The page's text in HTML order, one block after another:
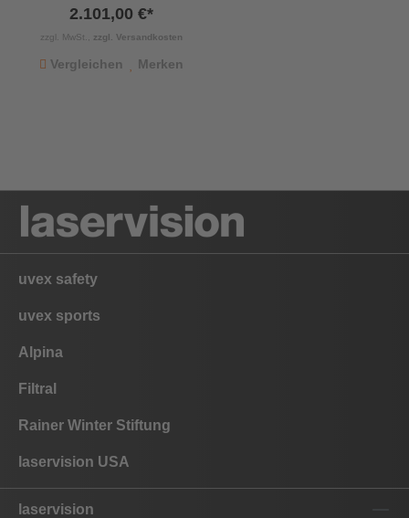
2.101,00 €*
zzgl. MwSt., zzgl. Versandkosten
Vergleichen Merken
uvex safety
uvex sports
Alpina
Filtral
Rainer Winter Stiftung
laservision USA
laservision